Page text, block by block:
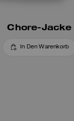
Chore-Jacke
In Den Warenkorb